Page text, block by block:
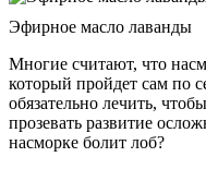
Эфирное масло лаванды
Многие считают, что
который пройдет сам по
обязательно лечить,
прозевать развитие
насморке болит лоб?